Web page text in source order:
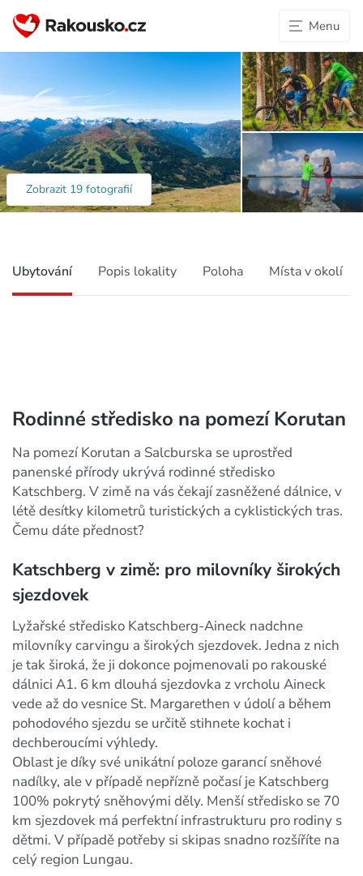
Menu
Zobrazit 19 fotografií
Ubytování Popis lokality Poloha Místa v okolí
Rodinné středisko na pomezí Korutan
Na pomezí Korutan a Salcburska se uprostřed
panenské přírody ukrývá rodinné středisko
Katschberg. V zimě na vás čekají zasněžené dálnice, v
létě desítky kilometrů turistických a cyklistických tras.
Čemu dáte přednost?
Katschberg v zimě: pro milovníky širokých
sjezdovek
Lyžařské středisko Katschberg-Aineck nadchne
milovníky carvingu a širokých sjezdovek. Jedna z nich
je tak široká, že ji dokonce pojmenovali po rakouské
dálnici A1. 6 km dlouhá sjezdovka z vrcholu Aineck
vede až do vesnice St. Margarethen v údolí a během
pohodového sjezdu se určitě stihnete kochat i
dechberoucími výhledy.
Oblast je díky své unikátní poloze garancí sněhové
nadílky, ale v případě nepřízně počasí je Katschberg
100% pokrytý sněhovými děly. Menší středisko se 70
km sjezdovek má perfektní infrastrukturu pro rodiny s
dětmi. V případě potřeby si skipas snadno rozšíříte na
celý region Lungau.